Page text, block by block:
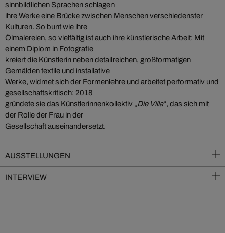
sinnbildlichen Sprachen schlagen
ihre Werke eine Brücke zwischen Menschen verschiedenster
Kulturen. So bunt wie ihre
Ölmalereien, so vielfältig ist auch ihre künstlerische Arbeit: Mit
einem Diplom in Fotografie
kreiert die Künstlerin neben detailreichen, großformatigen
Gemälden textile und installative
Werke, widmet sich der Formenlehre und arbeitet performativ und
gesellschaftskritisch: 2018
gründete sie das Künstlerinnenkollektiv „Die Villa“, das sich mit
der Rolle der Frau in der
Gesellschaft auseinandersetzt.
AUSSTELLUNGEN
INTERVIEW